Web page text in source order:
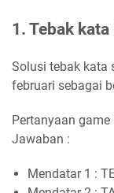
1. Tebak
Solusi tebak kata
februari sebagai
Pertanyaan game
Jawaban :
Mendatar 1 :